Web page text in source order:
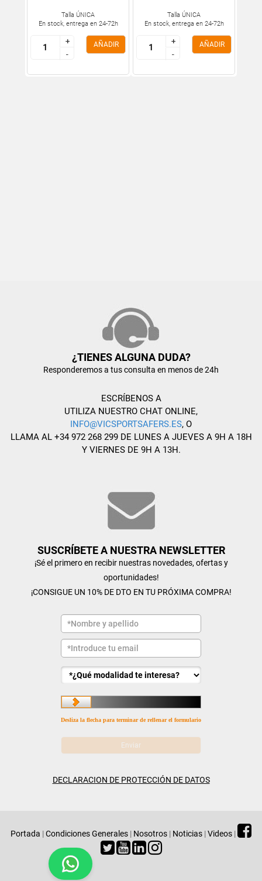
Talla ÚNICA
En stock, entrega en 24-72h
+
-
+
-
AÑADIR
Talla ÚNICA
En stock, entrega en 24-72h
+
-
+
-
AÑADIR
¿TIENES ALGUNA DUDA?
Responderemos a tus consulta en menos de 24h
ESCRÍBENOS A
UTILIZA NUESTRO CHAT ONLINE,
INFO@VICSPORTSAFERS.ES, O
LLAMA AL +34 972 268 299 DE LUNES A JUEVES A 9H A 18H
Y VIERNES DE 9H A 13H.
SUSCRÍBETE A NUESTRA NEWSLETTER
¡Sé el primero en recibir nuestras novedades, ofertas y
oportunidades!
¡CONSIGUE UN 10% DE DTO EN TU PRÓXIMA COMPRA!
Desliza la flecha para terminar de rellenar el formulario
DECLARACION DE PROTECCIÓN DE DATOS
Portada |Condiciones Generales | Nosotros | Noticias |Videos |